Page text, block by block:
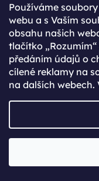
Používáme
webu a s Vaším
obsahu našich
tlačítko
předáním údajů o
cílené reklamy na
na dalších
Proč se
Rychlejší
Přehled o
Kompletní
Speciální
registrované
Máte již
Přihlaste